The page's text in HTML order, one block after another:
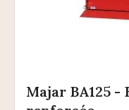
Majar BA125